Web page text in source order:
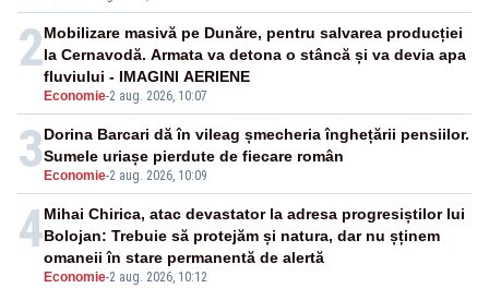
2
Economie-2 aug. 2026, 10:07
Mobilizare masivă pe Dunăre, pentru salvarea producției
la Cernavodă. Armata va detona o stâncă și va devia apa
fluviului - IMAGINI AERIENE
3 Economie-2 aug. 2026, 10:09
Dorina Barcari dă în vileag șmecheria înghețării pensiilor.
Sumele uriașe pierdute de fiecare român
4
Economie-2 aug. 2026, 10:12
Mihai Chirica, atac devastator la adresa progresiștilor lui
Bolojan: Trebuie să protejăm și natura, dar nu șținem
omaneii în stare permanentă de alertă